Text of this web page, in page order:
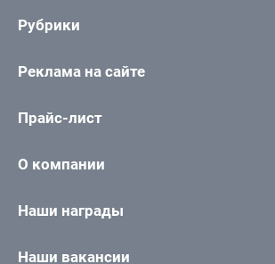
Рубрики
Реклама на сайте
Прайс-лист
О компании
Наши награды
Наши вакансии